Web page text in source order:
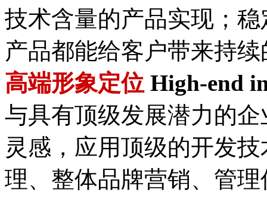
技术含量的产品实现；
产品都能给客户带来持
高端形象定位 High-end
与具有顶级发展潜力的
灵感，应用顶级的开发
理、整体品牌营销、管